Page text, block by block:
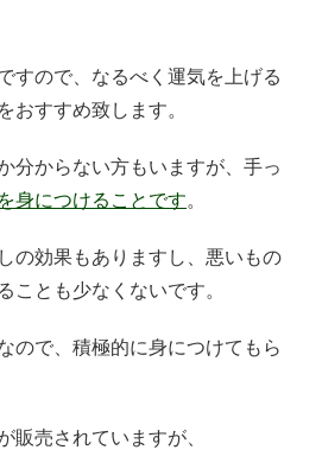
すので、なるべく運気を上げる
おすすめ致します。
分からない方もいますが、手っ
身につけることです。
の効果もありますし、悪いもの
ことも少なくないです。
ので、積極的に身につけてもら
販売されていますが、